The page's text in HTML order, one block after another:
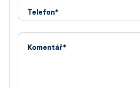
Telefon*
Komentář*